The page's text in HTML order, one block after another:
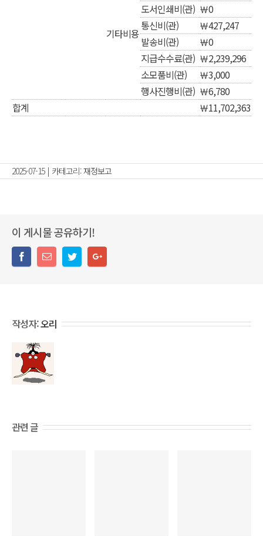
기타비용
도서인쇄비(관) ￦0
통신비(관)
￦427,247
발송비(관)
￦0
지급수수료(관) ￦2,239,296
소모품비(관)
￦3,000
행사진행비(관) ￦6,780
합계
￦11,702,363
2025-07-15 | 카테고리:재정보고
이 게시물 공유하기!
작성자:오리
관련 글